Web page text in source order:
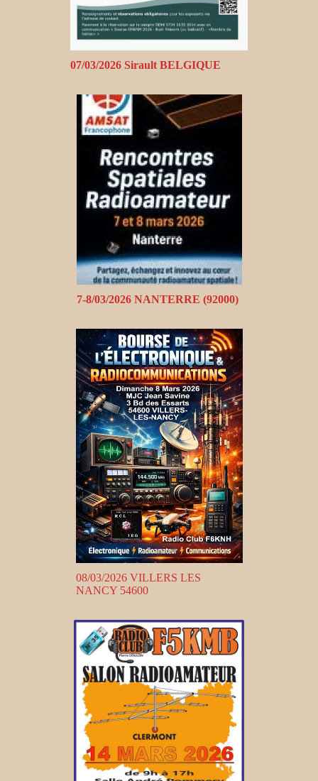
07/03/2026 Sirault BELGIQUE
7-8/03/2026 NANTERRE (92000)
08/03/2026 VILLERS LES
NANCY 54600